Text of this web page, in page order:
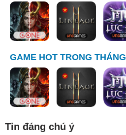
GAME HOT TRONG THÁNG
Tin đáng chú ý